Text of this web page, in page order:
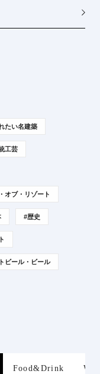
たい名建築
工芸
オブ・リゾート
#歴史
ビール・ビール
Food&Drink